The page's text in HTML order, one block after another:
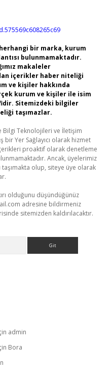
bir marka, kurum
bulunmamaktadır.
makaleler
içerikler haber niteliği
ve kişiler hakkında
kurum ve kişiler ile isim
Sitemizdeki bilgiler
taşımazlar.
Bilgi Teknolojileri ve İletişim
bir Yer Sağlayıcı olarak hizmet
proaktif olarak denetleme
Ancak, üyelerimiz
olup, siteye üye olarak
olduğunu düşündüğünüz
adresine bildirmeniz
sitemizden kaldırılacaktır.
admin
Bora